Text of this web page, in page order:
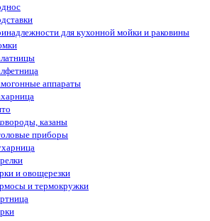
для кухонной мойки и раковины
аппараты
казаны
приборы
и овощерезки
и термокружки